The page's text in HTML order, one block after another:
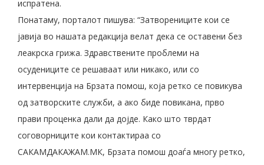
испратена.
Понатаму, порталот пишува: “Затворениците кои се
јавија во нашата редакција велат дека се оставени без
леакрска грижа. Здравствените проблеми на
осудениците се решаваат или никако, или со
интервенција на Брзата помош, која ретко се повикува
од затворските служби, а ако биде повикана, прво
прави проценка дали да дојде. Како што тврдат
соговорниците кои контактираа со
САКАМДАКАЖАМ.МК, Брзата помош доаѓа многу ретко,